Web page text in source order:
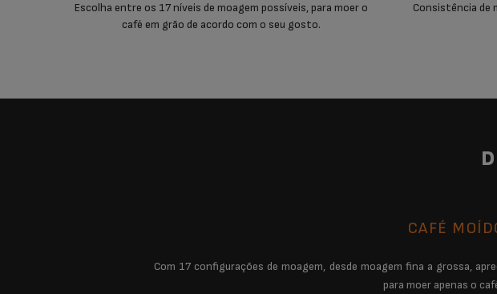
Escolha entre os 17 níveis de moagem possíveis, para moer o
café em grão de acordo com o seu gosto.
Consistência de
CAFÉ
Com 17 configurações de moagem, desde moagem fina a grossa,
para moer apenas o